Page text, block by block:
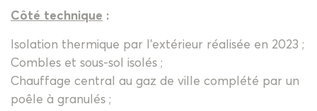
Côté technique :
Isolation thermique par l'extérieur réalisée en 2023 ;
Combles et sous-sol isolés ;
Chauffage central au gaz de ville complété par un
poêle à granulés ;